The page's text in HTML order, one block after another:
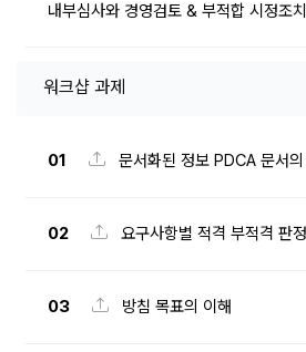
내부심사와 경영검토 & 부적합 시정조
워크샵 과제
01 문서화된 정보 PDCA 문서
02 요구사항별 적격 부적격 판정
03 방침 목표의 이해